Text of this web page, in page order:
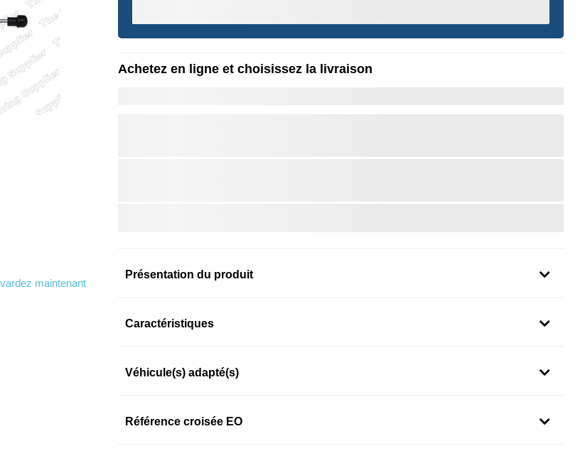
maintenant
Achetez en ligne et choisissez la livraison
Présentation du produit
SKU: e59p7ywm9n
Caractéristiques
Véhicule(s) adapté(s)
Référence croisée EO